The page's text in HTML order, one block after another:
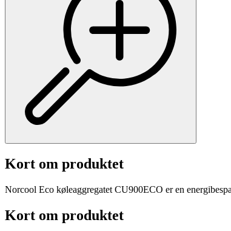
Kort om produktet
Norcool Eco køleaggregatet CU900ECO er en
Kort om produktet